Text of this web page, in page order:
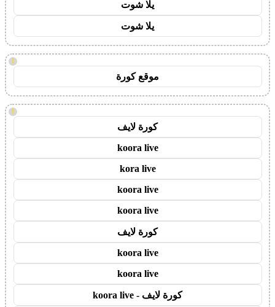
يلا شوت
يلا شوت
!
موقع كورة
!
كورة لايف
koora live
kora live
koora live
koora live
كورة لايف
koora live
koora live
كورة لايف - koora live